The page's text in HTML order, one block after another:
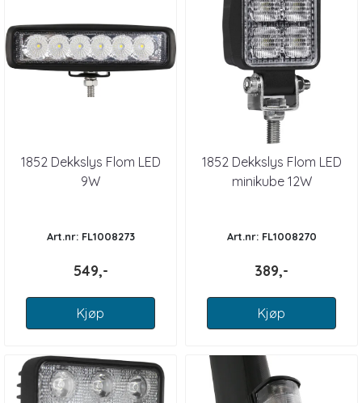
1852 Dekkslys Flom LED
9W
Art.nr: FL1008273
549,-
Kjøp
1852 Dekkslys Flom LED
minikube 12W
Art.nr: FL1008270
389,-
Kjøp